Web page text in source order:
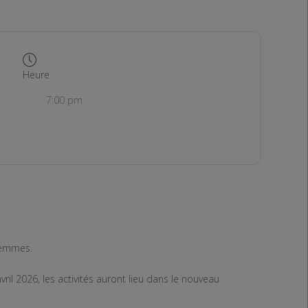
Heure
7:00 pm
2026, les activités auront lieu dans le nouveau